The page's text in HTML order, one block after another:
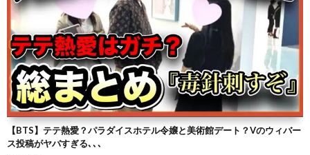
【BTS】テテ熱愛？パラダイスホテル令嬢と美術館デート？Vのウィバー
ス投稿がヤバすぎる､､､